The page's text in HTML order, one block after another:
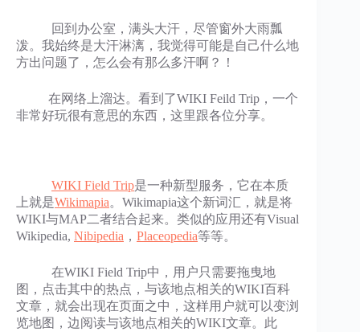
回到办公室，满头大汗，尽管窗外大雨瓢
泼。我始终是大汗淋漓，我觉得可能是自己什么地
方出问题了，怎么会有那么多汗啊？！
在网络上溜达。看到了WIKI Feild Trip，一个
非常好玩很有意思的东西，这里跟各位分享。
WIKI Field Trip是一种新型服务，它在本质
上就是Wikimapia。Wikimapia这个新词汇，就是将
WIKI与MAP二者结合起来。类似的应用还有Visual
Wikipedia, Nibipedia ， Placeopedia等等。
在WIKI Field Trip中，用户只需要拖曳地
图，点击其中的热点，与该地点相关的WIKI百科
文章，就会出现在页面之中，这样用户就可以变浏
览地图，边阅读与该地点相关的WIKI文章。此